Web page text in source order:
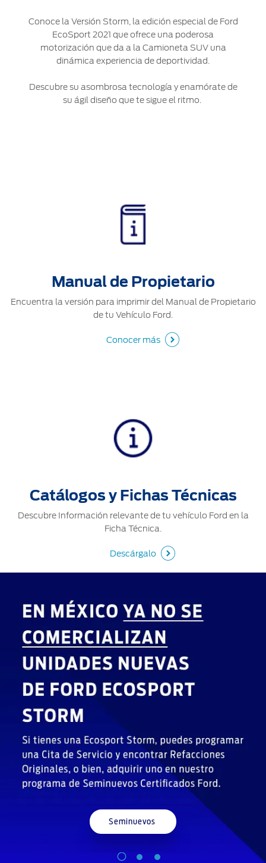
Distribuidor
Seminuevos
SYNC®
Conoce la Versión Storm, la edición especial de Ford
EcoSport 2021 que ofrece una poderosa
motorización que da a la Camioneta SUV una
dinámica experiencia de deportividad.
Descubre su asombrosa tecnología y enamórate de
su ágil diseño que te sigue el ritmo.
Manual de Propietario
Encuentra la versión para imprimir del Manual de Propietario
de tu Vehículo Ford.
Conocer más
Catálogos y Fichas Técnicas
Descubre Información relevante de tu vehículo Ford en la
Ficha Técnica.
Descárgalo
Seminuevos